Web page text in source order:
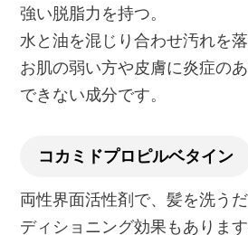
強い脱脂力を持つ。
水と油を混じり合わせ汚れを
お肌の弱い方や皮膚に炎症の
できない成分です。
コカミドプロピルベタイン
両性界面活性剤で、髪を洗う
ディショニング効果もあります